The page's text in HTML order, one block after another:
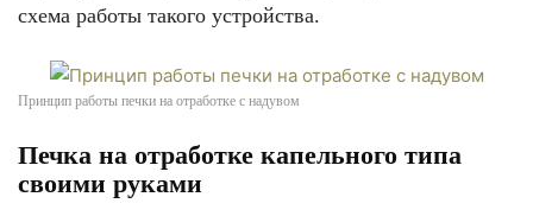
схема работы такого устройства.
Принцип работы печки на отработке с надувом
Печка на отработке капельного типа
своими руками